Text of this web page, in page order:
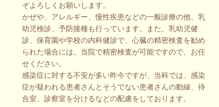
ぞよろしくお願いします。
かぜや、アレルギー、慢性疾患などの一般診療の他、乳
幼児検診、予防接種も行っています。また、乳幼児健
診、保育園や学校の内科健診で、心臓の精密検査を勧め
られた場合には、当院で精密検査が可能ですので、お任
せください。
感染症に対する不安が多い昨今ですが、当科では、感染
症が疑われる患者さんとそうでない患者さんの動線、待
合室、診察室を分けるなどの配慮をしております。